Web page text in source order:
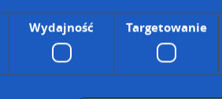
firm i na mapach (art. 6 ust. 1 lit. f
operatora (art. 6 ust. 1 lit. f RODO)
z firmowych stron www oraz od podmiotów
odo_przetwarzanie/
Wydajność Targetowanie